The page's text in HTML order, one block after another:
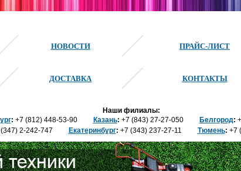
НОВОСТИ ПРАЙС-ЛИСТ
ДОСТАВКА КОНТАКТЫ
Наши филиалы:
: +7 (812) 448-53-90 Казань: +7 (843) 27-27-050 Белгород:
2-242-747 Екатеринбург: +7 (343) 237-27-11 Тюмень: +7